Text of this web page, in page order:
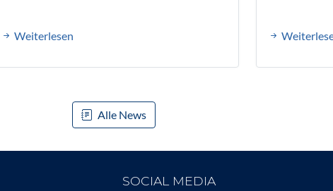
Weiterlesen
Alle News
SOCIAL MEDIA